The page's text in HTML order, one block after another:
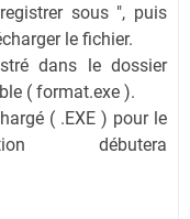
sous ", puis
le fichier.
dans le dossier
( format.exe ).
( .EXE ) pour le
débutera